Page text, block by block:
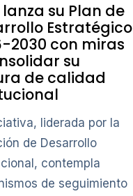
lanza su Plan de
Estratégico
2030 con miras
su
de calidad
liderada por la
de Desarrollo
contempla
de seguimiento